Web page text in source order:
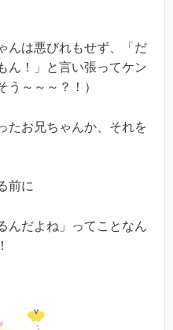
んは悪びれもせず、「だ
ん！」と言い張ってケン
う～～～？！）
たお兄ちゃんか、それを
前に
んだよね」ってことなん